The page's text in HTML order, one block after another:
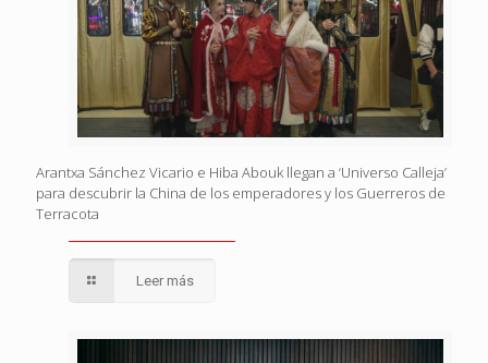
Arantxa Sánchez Vicario e Hiba Abouk llegan a ‘Universo Calleja’
para descubrir la China de los emperadores y los Guerreros de
Terracota
Leer más